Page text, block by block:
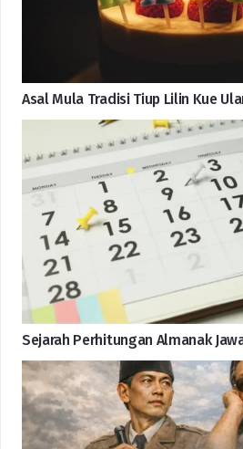
Asal Mula Tradisi Tiup Lilin Kue
Sejarah Perhitungan Almanak